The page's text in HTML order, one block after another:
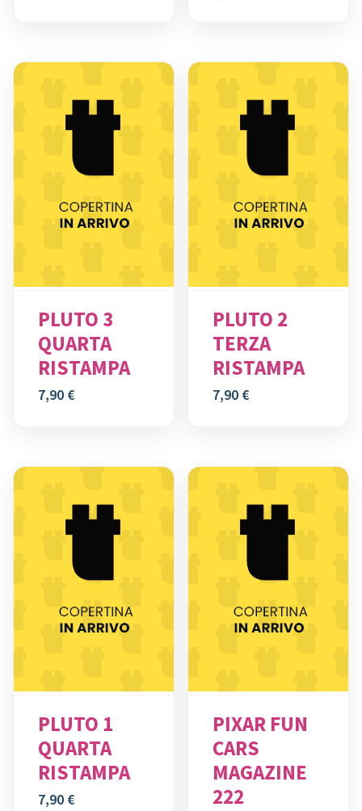
PLUTO 3
QUARTA
RISTAMPA
7,90 €
PLUTO 2
TERZA
RISTAMPA
7,90 €
PLUTO 1
QUARTA
RISTAMPA
7,90 €
PIXAR FUN
CARS
MAGAZINE
222